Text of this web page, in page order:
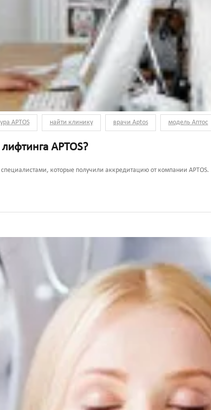
APTOS найти клинику врачи Aptos модель Аптос
APTOS?
которые получили аккредитацию от компании APTOS.